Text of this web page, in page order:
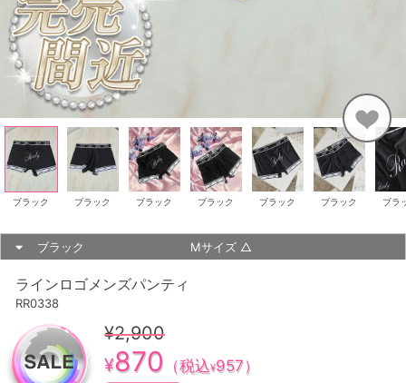
ブラック ブラック ブラック ブラック ブラック ブラック ブラ
ブラック Mサイズ △
ラインロゴメンズパンティ
RR0338
¥2,900
¥870 （税込¥957）